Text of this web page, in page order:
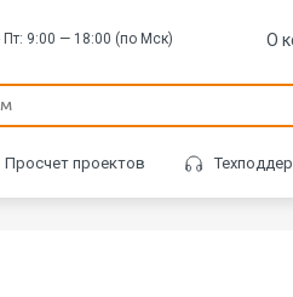
Пт: 9:00 — 18:00 (по Мск) О
Просчет проектов